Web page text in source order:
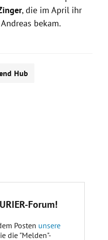
, die im April ihr
bekam.
Hub